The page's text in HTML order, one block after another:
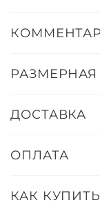
РАЗМЕРНАЯ
ДОСТАВКА
ОПЛАТА
КАК КУПИТЬ